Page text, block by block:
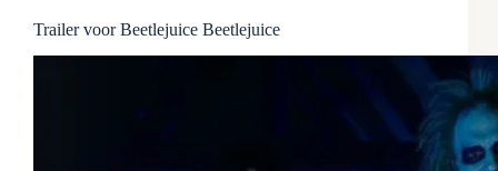
Trailer voor Beetlejuice Beetlejuice